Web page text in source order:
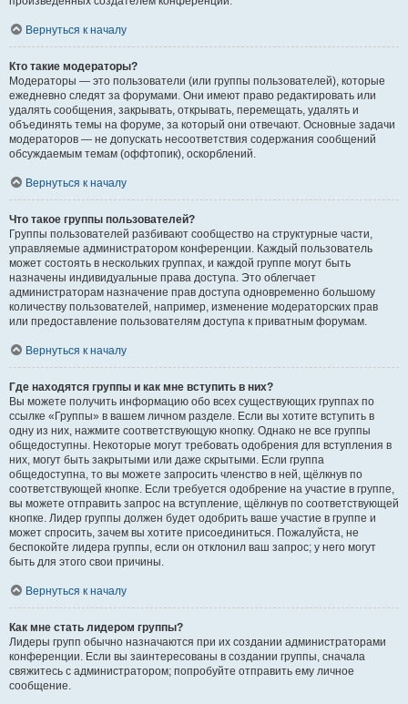
Вернуться к началу
Кто такие модераторы?
Модераторы — это пользователи (или группы пользователей), которые
ежедневно следят за форумами. Они имеют право редактировать или
удалять сообщения, закрывать, открывать, перемещать, удалять и
объединять темы на форуме, за который они отвечают. Основные задачи
модераторов — не допускать несоответствия содержания сообщений
обсуждаемым темам (оффтопик), оскорблений.
Вернуться к началу
Что такое группы пользователей?
Группы пользователей разбивают сообщество на структурные части,
управляемые администратором конференции. Каждый пользователь
может состоять в нескольких группах, и каждой группе могут быть
назначены индивидуальные права доступа. Это облегчает
администраторам назначение прав доступа одновременно большому
количеству пользователей, например, изменение модераторских прав
или предоставление пользователям доступа к приватным форумам.
Вернуться к началу
Где находятся группы и как мне вступить в них?
Вы можете получить информацию обо всех существующих группах по
ссылке «Группы» в вашем личном разделе. Если вы хотите вступить в
одну из них, нажмите соответствующую кнопку. Однако не все группы
общедоступны. Некоторые могут требовать одобрения для вступления в
них, могут быть закрытыми или даже скрытыми. Если группа
общедоступна, то вы можете запросить членство в ней, щёлкнув по
соответствующей кнопке. Если требуется одобрение на участие в группе,
вы можете отправить запрос на вступление, щёлкнув по соответствующей
кнопке. Лидер группы должен будет одобрить ваше участие в группе и
может спросить, зачем вы хотите присоединиться. Пожалуйста, не
беспокойте лидера группы, если он отклонил ваш запрос; у него могут
быть для этого свои причины.
Вернуться к началу
Как мне стать лидером группы?
Лидеры групп обычно назначаются при их создании администраторами
конференции. Если вы заинтересованы в создании группы, сначала
свяжитесь с администратором; попробуйте отправить ему личное
сообщение.